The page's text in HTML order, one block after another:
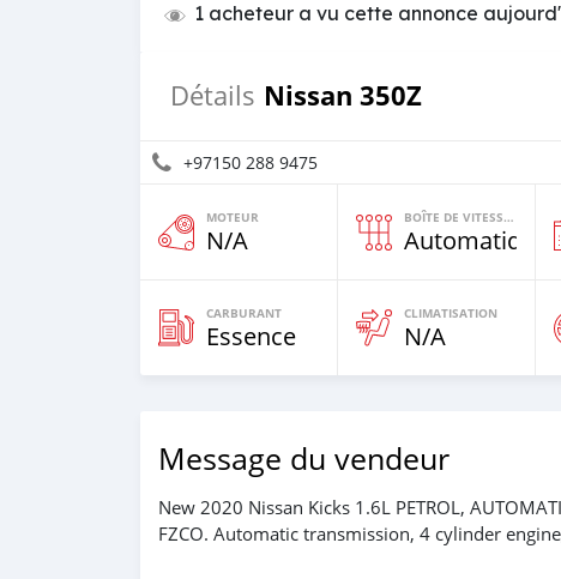
1 acheteur a vu cette annonce
Détails Nissan 350Z
+97150 288 9475
MOTEUR
N/A
BOÎTE DE VITESSES
Automatique
CARBURANT
Essence
CLIMATISATION
N/A
Message du vendeur
New 2020 Nissan Kicks 1.6L PETROL,
FZCO. Automatic transmission, 4 cylinder